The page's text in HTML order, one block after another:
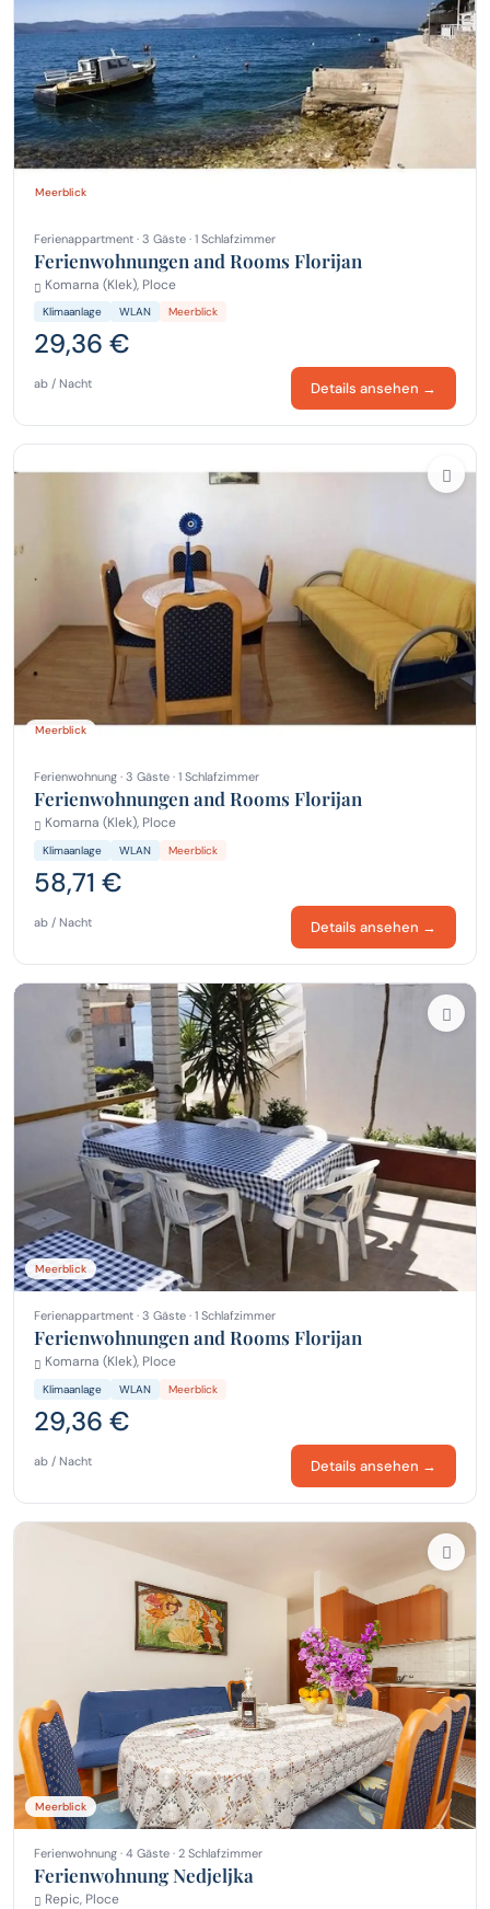
Meerblick
Ferienappartment · 3 Gäste · 1 Schlafzimmer
Ferienwohnungen and Rooms Florijan
Komarna (Klek), Ploce
Klimaanlage WLAN Meerblick
29,36 €
ab / Nacht Details ansehen →
Meerblick
Ferienwohnung · 3 Gäste · 1 Schlafzimmer
Ferienwohnungen and Rooms Florijan
Komarna (Klek), Ploce
Klimaanlage WLAN Meerblick
58,71 €
ab / Nacht Details ansehen →
Meerblick
Ferienappartment · 3 Gäste · 1 Schlafzimmer
Ferienwohnungen and Rooms Florijan
Komarna (Klek), Ploce
Klimaanlage WLAN Meerblick
29,36 €
ab / Nacht Details ansehen →
Meerblick
Ferienwohnung · 4 Gäste · 2 Schlafzimmer
Ferienwohnung Nedjeljka
Repic, Ploce